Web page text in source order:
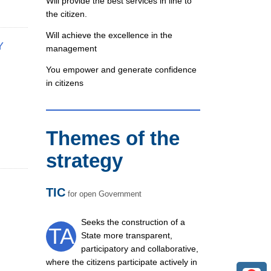
the citizen.
Will achieve the excellence in the
management
You empower and generate confidence
in citizens
Themes of the
strategy
TIC for open Government
TA
Seeks the construction of a
State more transparent,
participatory and collaborative,
where the citizens participate actively in